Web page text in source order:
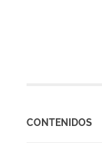
CONTENIDOS